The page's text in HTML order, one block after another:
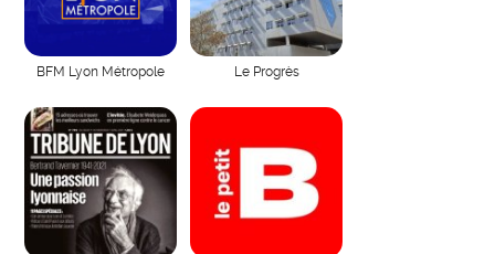
BFM Lyon Métropole Le Progrès